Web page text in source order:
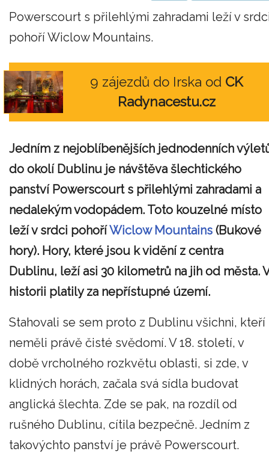
Powerscourt s přilehlými zahradami leží v
pohoří Wiclow Mountains.
9 zájezdů do Irska od CK
Radynacestu.cz
Jedním z nejoblíbenějších jednodenních
do okolí Dublinu je návštěva šlechtického
panství Powerscourt s přilehlými zahradami a
nedalekým vodopádem. Toto kouzelné místo
leží v srdci pohoříWiclow Mountains (Bukové
hory). Hory, které jsou k vidění z centra
Dublinu, leží asi 30 kilometrů na jih od města.
historii platily za nepřístupné území.
Stahovali se sem proto z Dublinu všichni, kteří
neměli právě čisté svědomí. V 18. století, v
době vrcholného rozkvětu oblasti, si zde, v
klidných horách, začala svá sídla budovat
anglická šlechta. Zde se pak, na rozdíl od
rušného Dublinu, cítila bezpečně. Jedním z
takovýchto panství je právě Powerscourt.